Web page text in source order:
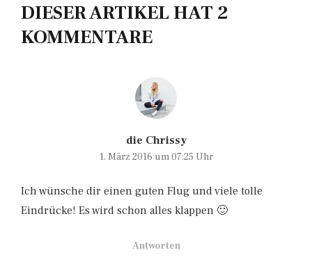
DIESER ARTIKEL HAT 2
KOMMENTARE
die Chrissy
1. März 2016 um 07:25 Uhr
Ich wünsche dir einen guten Flug und viele tolle
Eindrücke! Es wird schon alles klappen 🙂
Antworten